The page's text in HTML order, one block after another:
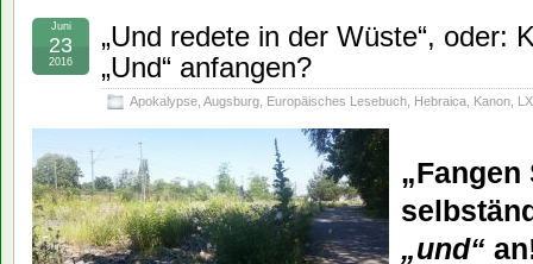
„Und redete in der Wüste“, oder:
„Und“ anfangen?
Apokalypse Augsburg Europäisches Lesebuch Hebraica Kanon
Juni
23
2016
„Fangen
„und“